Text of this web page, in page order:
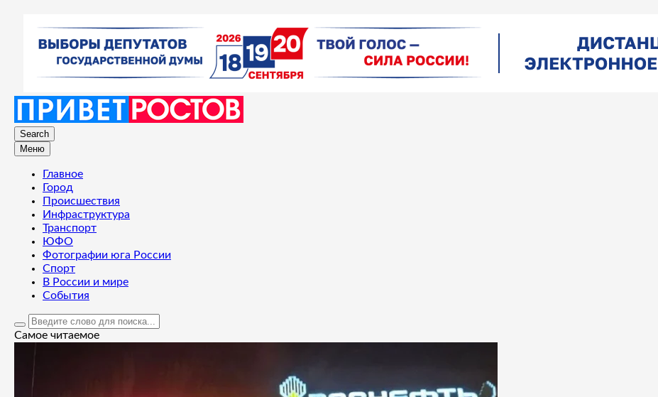
Search
Меню
Главное
Город
Происшествия
Инфраструктура
Транспорт
ЮФО
Фотографии юга России
Спорт
В России и мире
События
Самое читаемое